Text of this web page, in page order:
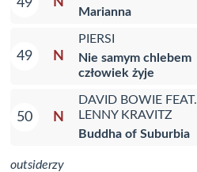
Marianna
49 N
PIERSI
Nie samym chlebem
człowiek żyje
50 N
DAVID BOWIE FEAT.
LENNY KRAVITZ
Buddha of Suburbia
outsiderzy